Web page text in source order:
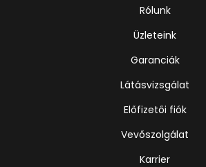
Rólunk
Üzleteink
Garanciák
Látásvizsgálat
Előfizetői fiók
Vevőszolgálat
Karrier